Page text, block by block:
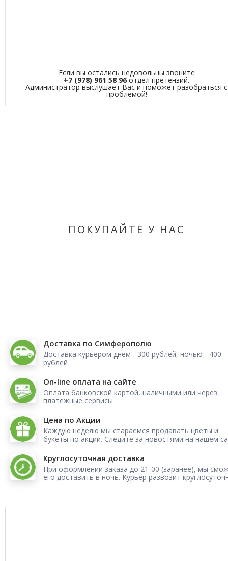
Если вы остались недовольны звоните
+7 (978) 961 58 96 отдел претензий.
Администратор выслушает Вас и поможет разобраться с
проблемой!
ПОКУПАЙТЕ У НАС
Доставка по Симферополю
Доставка курьером днём - 300 рублей, ночью - 400
рублей
On-line оплата на сайте
Оплата банковской картой, наличными или через
платежные сервисы
Цена по Акции
Каждую неделю мы стараемся продавать цветы и
букеты по акции. Следите за новостями на нашем
Круглосуточная доставка
При оформлении заказа до 21-00 (заранее), мы
его доставить в ночь. Курьер развозит